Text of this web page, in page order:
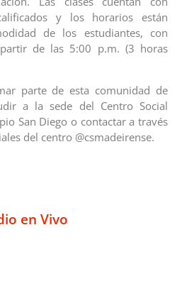
y los horarios están
de los estudiantes, con
de las 5:00 p.m. (3 horas
parte de esta comunidad de
a la sede del Centro Social
San Diego o contactar a través
del centro @csmadeirense.
en Vivo